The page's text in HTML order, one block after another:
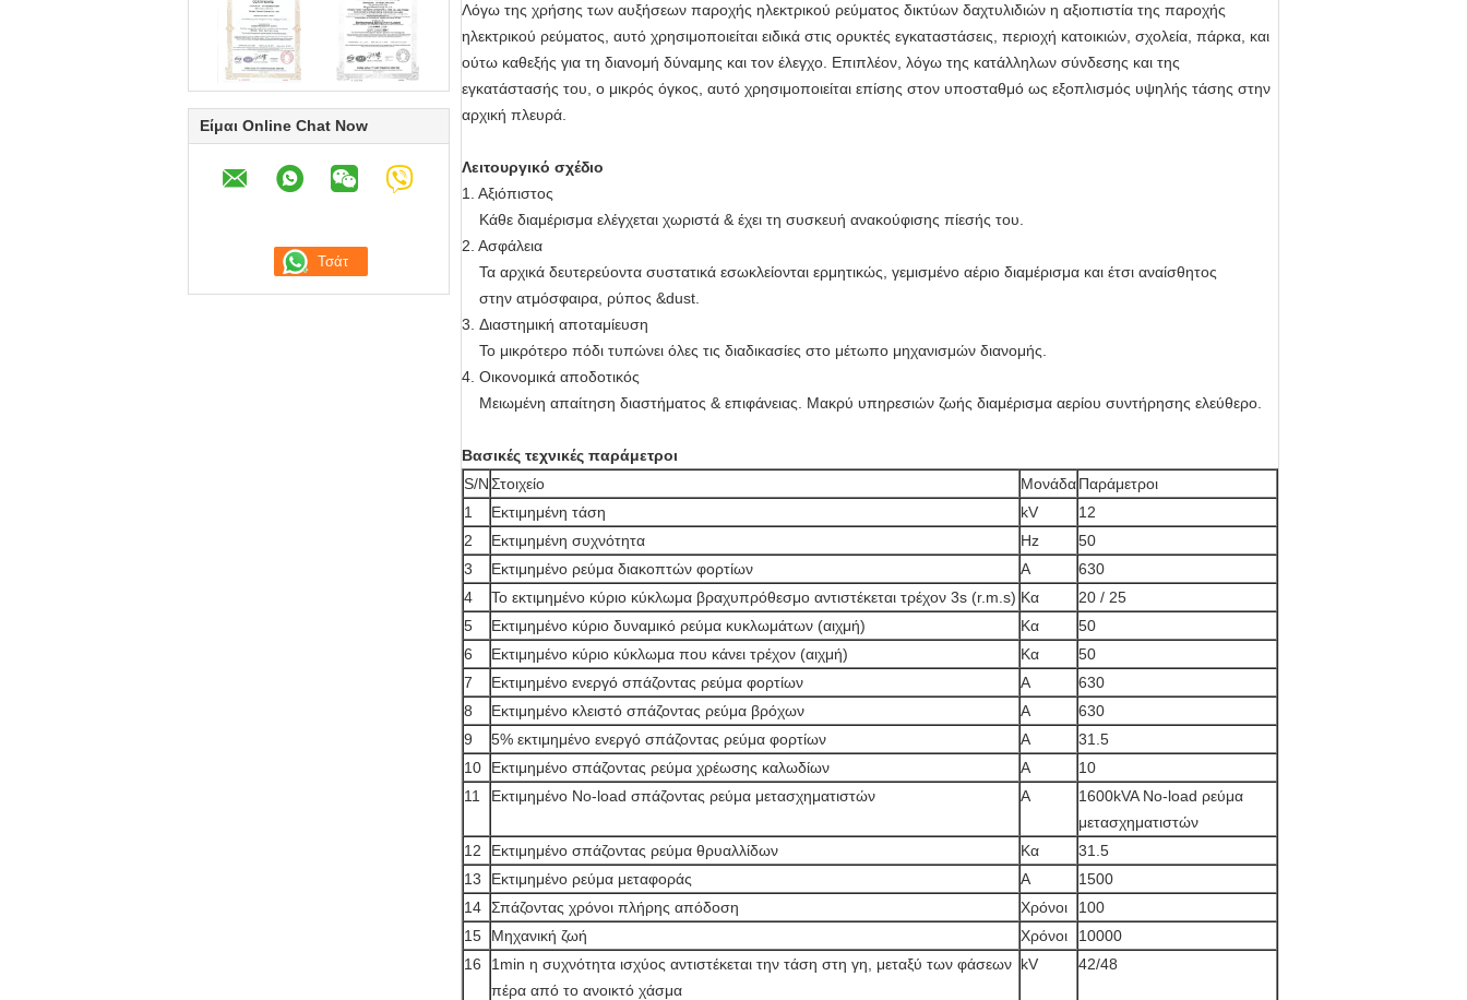
Είμαι Online Chat Now
Λόγω της χρήσης των αυξήσεων παροχής ηλεκτρικού ρεύματος δικτύων δαχτυλιδιών η αξιοπιστία της παροχής
ηλεκτρικού ρεύματος, αυτό χρησιμοποιείται ειδικά στις ορυκτές εγκαταστάσεις, περιοχή κατοικιών, σχολεία, πάρκα, και
ούτω καθεξής για τη διανομή δύναμης και τον έλεγχο. Επιπλέον, λόγω της κατάλληλων σύνδεσης και της
εγκατάστασής του, ο μικρός όγκος, αυτό χρησιμοποιείται επίσης στον υποσταθμό ως εξοπλισμός υψηλής τάσης στην
αρχική πλευρά.
Λειτουργικό σχέδιο
1. Αξιόπιστος
Κάθε διαμέρισμα ελέγχεται χωριστά & έχει τη συσκευή ανακούφισης πίεσής του.
2. Ασφάλεια
Τα αρχικά δευτερεύοντα συστατικά εσωκλείονται ερμητικώς, γεμισμένο αέριο διαμέρισμα και έτσι αναίσθητος
στην ατμόσφαιρα, ρύπος &dust.
3. Διαστημική αποταμίευση
Το μικρότερο πόδι τυπώνει όλες τις διαδικασίες στο μέτωπο μηχανισμών διανομής.
4. Οικονομικά αποδοτικός
Μειωμένη απαίτηση διαστήματος & επιφάνειας. Μακρύ υπηρεσιών ζωής διαμέρισμα αερίου συντήρησης ελεύθερο.
Βασικές τεχνικές παράμετροι
S/NΣτοιχείο ΜονάδαΠαράμετροι
1
Εκτιμημένη τάση kV
12
2
Εκτιμημένη συχνότητα Hz
50
3
Εκτιμημένο ρεύμα διακοπτών φορτίων Α
630
4
Το εκτιμημένο κύριο κύκλωμα βραχυπρόθεσμο αντιστέκεται τρέχον 3s (r.m.s) Κα
20 / 25
5
Εκτιμημένο κύριο δυναμικό ρεύμα κυκλωμάτων (αιχμή) Κα
50
6
Εκτιμημένο κύριο κύκλωμα που κάνει τρέχον (αιχμή) Κα
50
7
Εκτιμημένο ενεργό σπάζοντας ρεύμα φορτίων Α
630
8
Εκτιμημένο κλειστό σπάζοντας ρεύμα βρόχων Α
630
9
5% εκτιμημένο ενεργό σπάζοντας ρεύμα φορτίων Α
31.5
10
Εκτιμημένο σπάζοντας ρεύμα χρέωσης καλωδίων Α
10
11
Εκτιμημένο No-load σπάζοντας ρεύμα μετασχηματιστών Α
1600kVA No-load ρεύμα
μετασχηματιστών
12
Εκτιμημένο σπάζοντας ρεύμα θρυαλλίδων Κα
31.5
13
Εκτιμημένο ρεύμα μεταφοράς Α
1500
14 Σπάζοντας χρόνοι πλήρης απόδοση Χρόνοι
100
15
Μηχανική ζωή Χρόνοι
10000
16
1min η συχνότητα ισχύος αντιστέκεται την τάση στη γη, μεταξύ των φάσεων
πέρα από το ανοικτό χάσμα
kV 42/48